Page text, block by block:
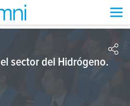
sector del Hidrógeno.